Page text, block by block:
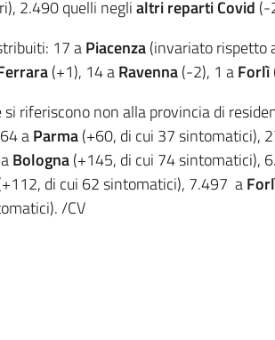
2.490 quelli neglialtri reparti Covid (-
17 aPiacenza(invariato rispetto
(+1), 14 aRavenna(-2), 1 aForlì
riferiscono non alla provincia di
aParma(+60, di cui 37 sintomatici),
Bologna(+145, di cui 74 sintomatici),
di cui 62 sintomatici), 7.497 a
/CV